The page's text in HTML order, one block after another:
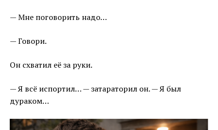
— Мне поговорить надо…
— Говори.
Он схватил её за руки.
— Я всё испортил… — затараторил он. — Я был
дураком…